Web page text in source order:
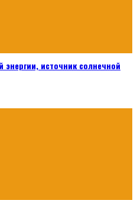
энергии, источник солнечной